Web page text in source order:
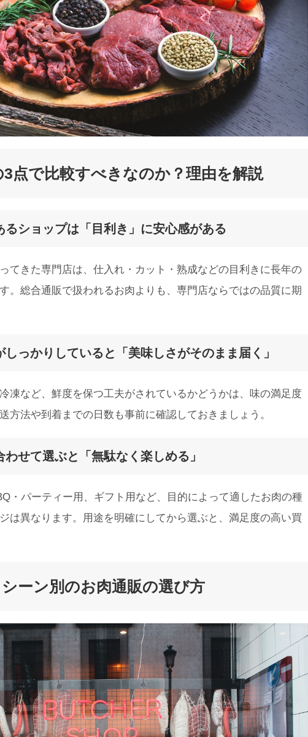
点で比較すべきなのか？理由を解説
ショップは「目利き」に安心感がある
てきた専門店は、仕入れ・カット・熟成などの目利きに長年の
。総合通販で扱われるお肉よりも、専門店ならではの品質に期
っかりしていると「美味しさがそのまま届く」
凍など、鮮度を保つ工夫がされているかどうかは、味の満足度
方法や到着までの日数も事前に確認しておきましょう。
せて選ぶと「無駄なく楽しめる」
・パーティー用、ギフト用など、目的によって適したお肉の種
は異なります。用途を明確にしてから選ぶと、満足度の高い買
ーン別のお肉通販の選び方